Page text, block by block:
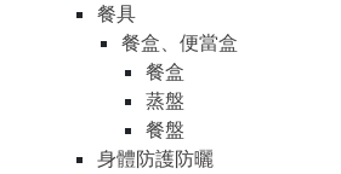
餐具
餐盒、便當盒
餐盒
蒸盤
餐盤
身體防護防曬